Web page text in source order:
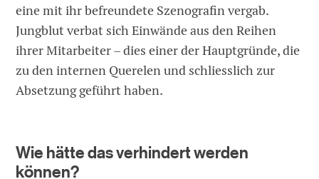
eine mit ihr befreundete Szenografin vergab.
Jungblut verbat sich Einwände aus den Reihen
ihrer Mitarbeiter – dies einer der Hauptgründe, die
zu den internen Querelen und schliesslich zur
Absetzung geführt haben.
Wie hätte das verhindert werden
können?